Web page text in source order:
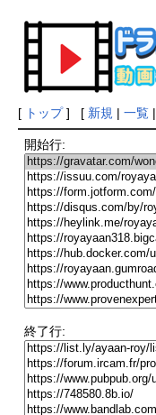
[ トップ] [ 新規 | 一覧|
開始行:
終了行: